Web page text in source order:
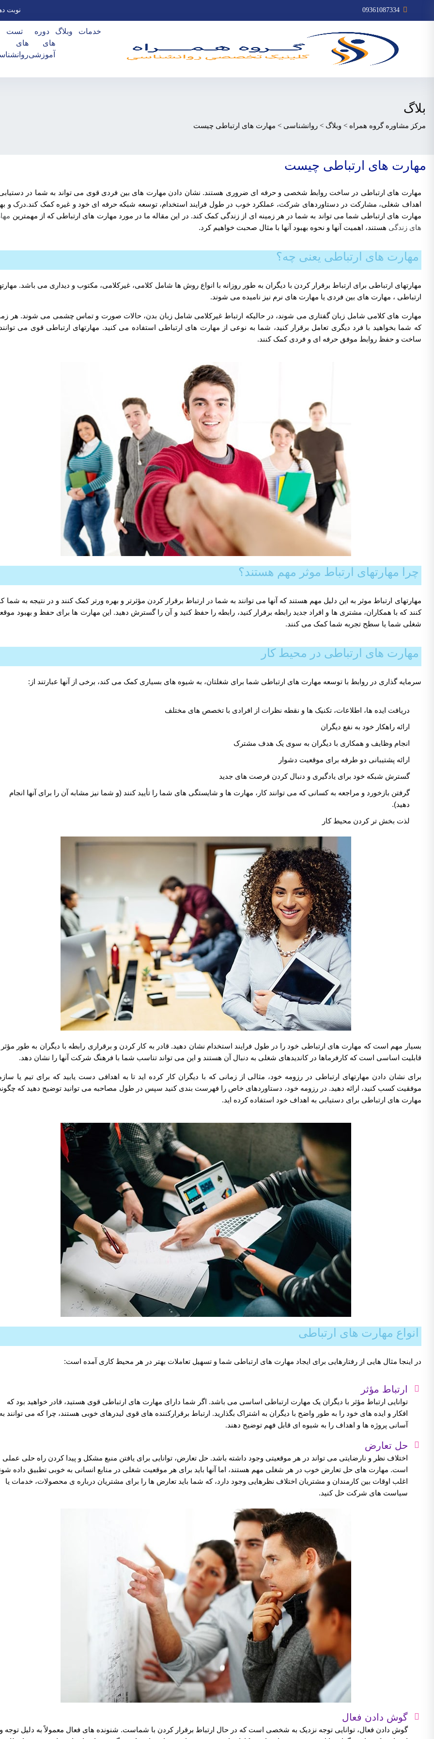
09361087334 نوبت
خدمات وبلاگ
دوره
های
آموزشی
تست
های
بلاگ
مرکز مشاوره گروه همراه > وبلاگ > روانشناسی > مهارت های ارتباطی چیست
مهارت های ارتباطی چیست
مهارت های ارتباطی در ساخت روابط شخصی و حرفه ای ضروری هستند. نشان دادن مهارت های بین فردی قوی می تواند به شما در
اهداف شغلی، مشارکت در دستاوردهای شرکت، عملکرد خوب در طول فرایند استخدام، توسعه شبکه حرفه ای خود و غیره کمک کند.درک و
مهارت های ارتباطی شما می تواند به شما در هر زمینه ای از زندگی کمک کند. در این مقاله ما در مورد مهارت های ارتباطی که از مهمترین
های زندگی هستند، اهمیت آنها و نحوه بهبود آنها با مثال صحبت خواهیم کرد.
مهارت های ارتباطی یعنی چه؟
مهارتهای ارتباطی برای ارتباط برقرار کردن با دیگران به طور روزانه با انواع روش ها شامل کلامی، غیرکلامی، مکتوب و دیداری می باشد.
ارتباطی ، مهارت های بین فردی یا مهارت های نرم نیز نامیده می شوند.
مهارت های کلامی شامل زبان گفتاری می شوند، در حالیکه ارتباط غیرکلامی شامل زبان بدن، حالات صورت و تماس چشمی می شوند. هر
که شما بخواهید با فرد دیگری تعامل برقرار کنید، شما به نوعی از مهارت های ارتباطی استفاده می کنید. مهارتهای ارتباطی قوی می
ساخت و حفظ روابط موفق حرفه ای و فردی کمک کنند.
چرا مهارتهای ارتباط موثر مهم هستند؟
مهارتهای ارتباط موثر به این دلیل مهم هستند که آنها می توانند به شما در ارتباط برقرار کردن مؤثرتر و بهره ورتر کمک کنند و در نتیجه به شما
کنند که با همکاران، مشتری ها و افراد جدید رابطه برقرار کنید، رابطه را حفظ کنید و آن را گسترش دهید. این مهارت ها برای حفظ و بهبود
شغلی شما یا سطح تجربه شما کمک می کنند.
مهارت های ارتباطی در محیط کار
سرمایه گذاری در روابط با توسعه مهارت های ارتباطی شما برای شغلتان، به شیوه های بسیاری کمک می کند، برخی از آنها عبارتند از:
دریافت ایده ها، اطلاعات، تکنیک ها و نقطه نظرات از افرادی با تخصص های مختلف
ارائه راهکار خود به نفع دیگران
انجام وظایف و همکاری با دیگران به سوی یک هدف مشترک
ارائه پشتیبانی دو طرفه برای موقعیت دشوار
گسترش شبکه خود برای یادگیری و دنبال کردن فرصت های جدید
گرفتن بازخورد و مراجعه به کسانی که می توانند کار، مهارت ها و شایستگی های شما را تأیید کنند (و شما نیز مشابه آن را برای آنها انجام
دهید).
لذت بخش تر کردن محیط کار
بسیار مهم است که مهارت های ارتباطی خود را در طول فرایند استخدام نشان دهید. قادر به کار کردن و برقراری رابطه با دیگران به طور
قابلیت اساسی است که کارفرماها در کاندیدهای شغلی به دنبال آن هستند و این می تواند تناسب شما با فرهنگ شرکت آنها را نشان دهد.
برای نشان دادن مهارتهای ارتباطی در رزومه خود، مثالی از زمانی که با دیگران کار کرده اید تا به اهدافی دست یابید که برای تیم یا
موفقیت کسب کنید، ارائه دهید. در رزومه خود، دستاوردهای خاص را فهرست بندی کنید سپس در طول مصاحبه می توانید توضیح دهید که
مهارت های ارتباطی برای دستیابی به اهداف خود استفاده کرده اید.
انواع مهارت های ارتباطی
در اینجا مثال هایی از رفتارهایی برای ایجاد مهارت های ارتباطی شما و تسهیل تعاملات بهتر در هر محیط کاری آمده است:
ارتباط مؤثر
توانایی ارتباط مؤثر با دیگران یک مهارت ارتباطی اساسی می باشد. اگر شما دارای مهارت های ارتباطی قوی هستید، قادر خواهید بود که
افکار و ایده های خود را به طور واضح با دیگران به اشتراک بگذارید. ارتباط برقرارکننده های قوی لیدرهای خوبی هستند، چرا که می توانند
آسانی پروژه ها و اهداف را به شیوه ای قابل فهم توضیح دهند.
حل تعارض
اختلاف نظر و نارضایتی می تواند در هر موقعیتی وجود داشته باشد. حل تعارض، توانایی برای یافتن منبع مشکل و پیدا کردن راه حلی عملی
است. مهارت های حل تعارض خوب در هر شغلی مهم هستند، اما آنها باید برای هر موقعیت شغلی در منابع انسانی به خوبی تطبیق داده
اغلب اوقات بین کارمندان و مشتریان اختلاف نظرهایی وجود دارد، که شما باید تعارض ها را برای مشتریان درباره ی محصولات، خدمات یا
سیاست های شرکت حل کنید.
گوش دادن فعال
گوش دادن فعال، توانایی توجه نزدیک به شخصی است که در حال ارتباط برقرار کردن با شماست. شنونده های فعال معمولاً به دلیل توجه